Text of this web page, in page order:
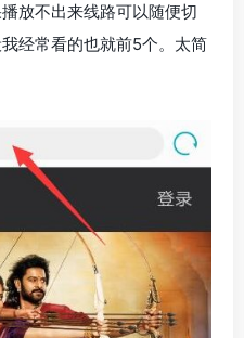
放不出来线路可以随便切
经常看的也就前5个。太简